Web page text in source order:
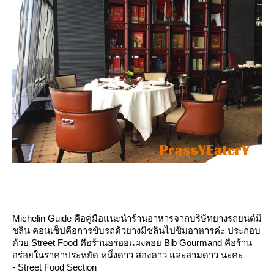
Michelin Guide คือคู่มือแนะนำร้านอาหารจากบริษัทยางรถยนต์มิ
ชลิน คอนเซ็ปคือการขับรถด้วยางมิชลินไปชิมอาหารค่ะ ประกอบ
ด้วย Street Food คือร้านอร่อยแผงลอย Bib Gourmand คือร้าน
อร่อยในราคาประหยัด หนึ่งดาว สองดาว และสามดาว นะคะ
- Street Food Section